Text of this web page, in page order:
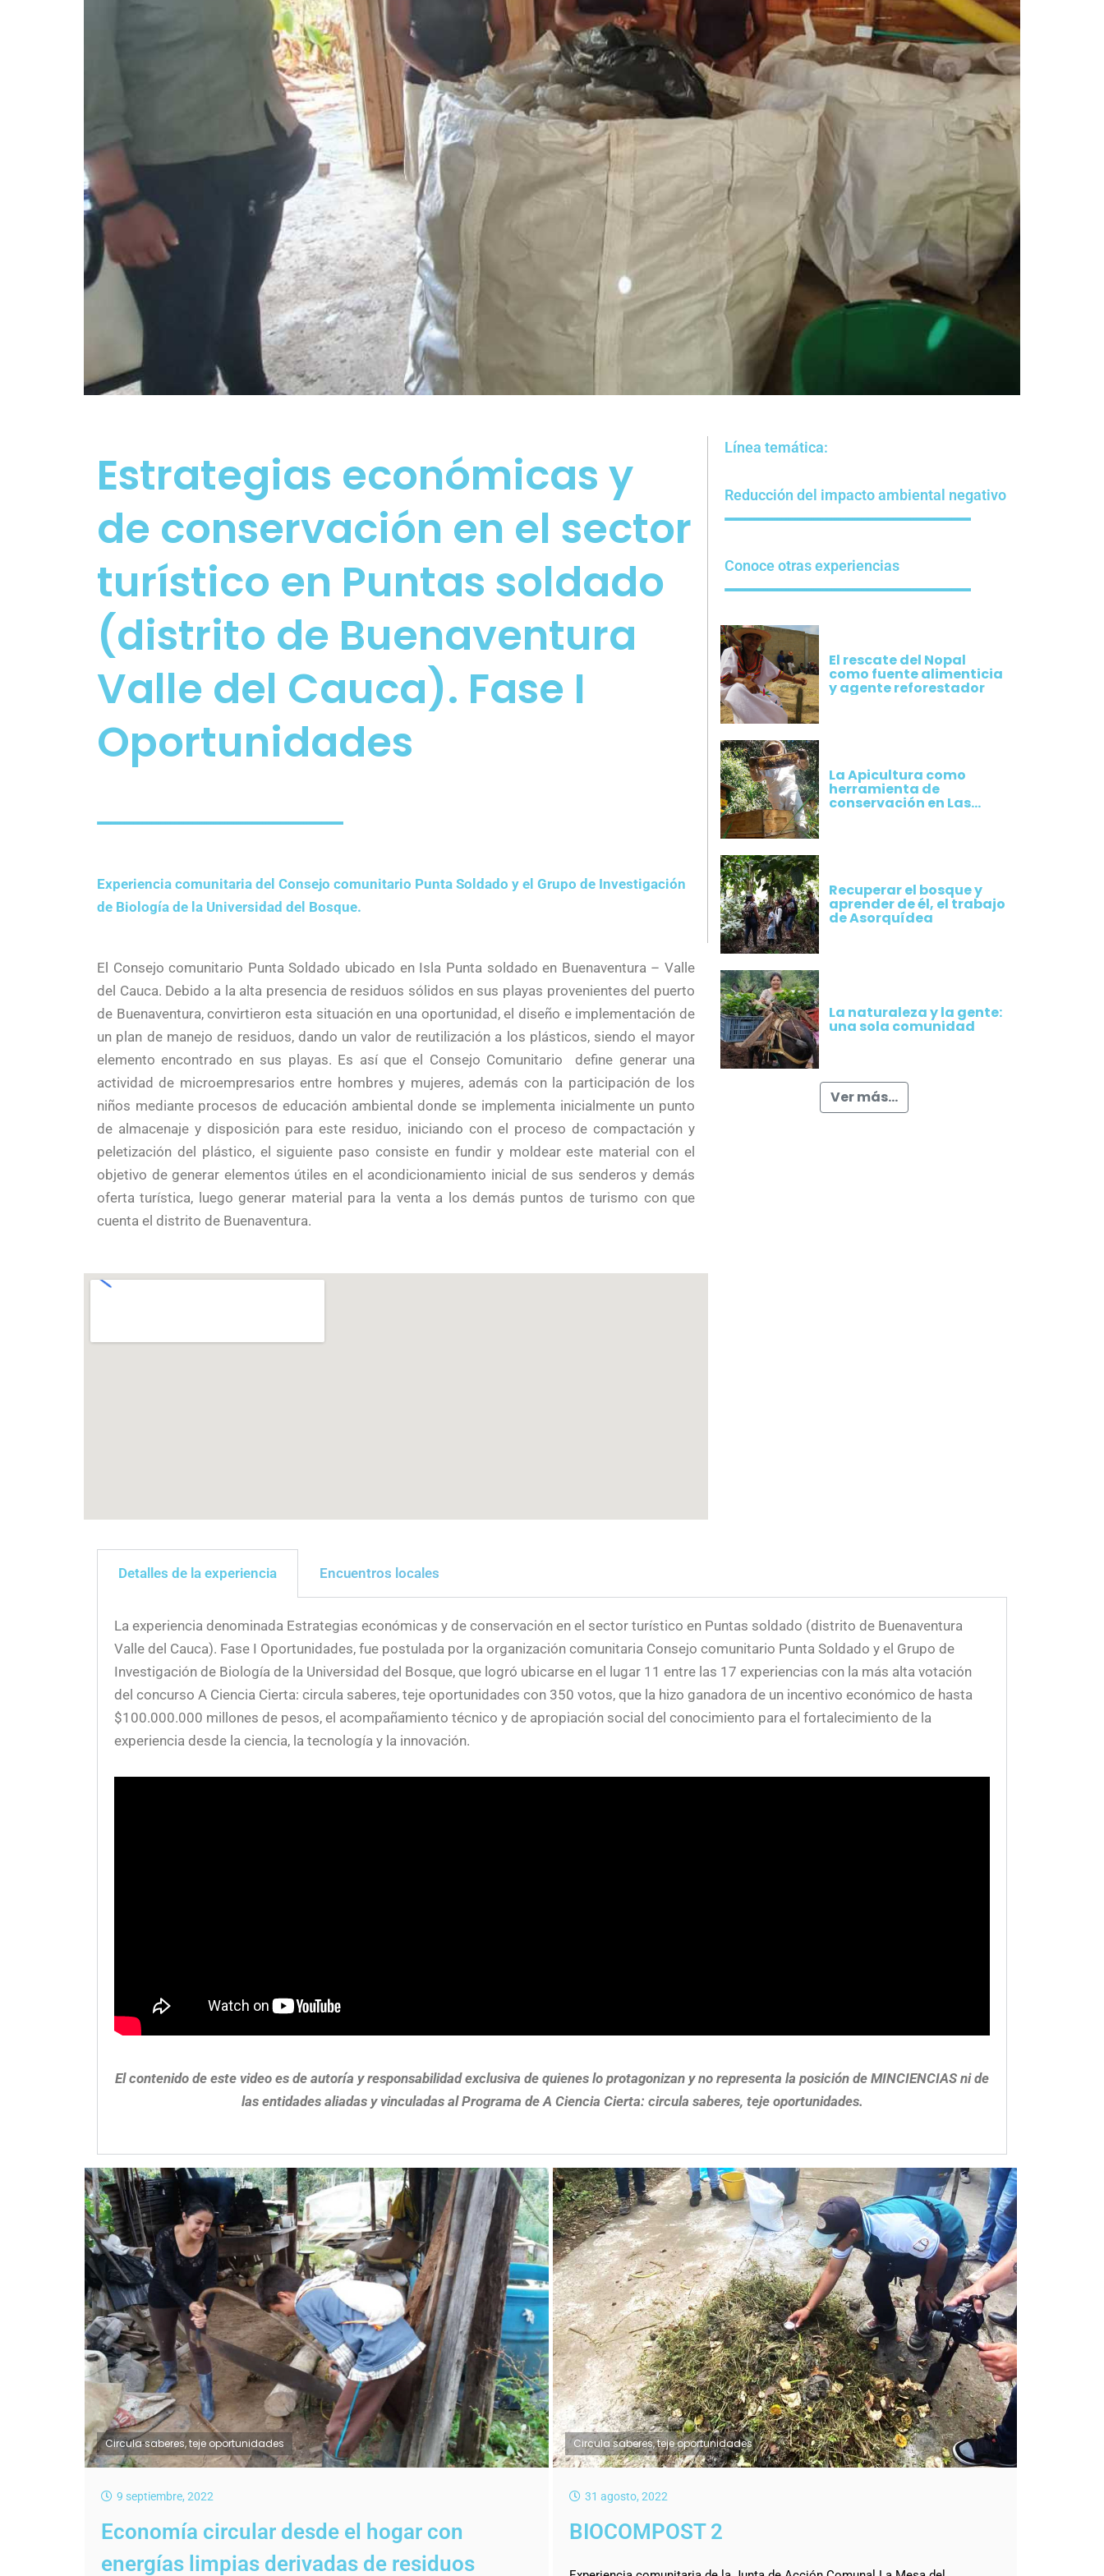
Estrategias económicas y
de conservación en el sector
turístico en Puntas soldado
(distrito de Buenaventura
Valle del Cauca). Fase I
Oportunidades
Experiencia comunitaria del Consejo comunitario Punta Soldado y el Grupo de Investigación
de Biología de la Universidad del Bosque.
El Consejo comunitario Punta Soldado ubicado en Isla Punta soldado en Buenaventura – Valle
del Cauca. Debido a la alta presencia de residuos sólidos en sus playas provenientes del puerto
de Buenaventura, convirtieron esta situación en una oportunidad, el diseño e implementación de
un plan de manejo de residuos, dando un valor de reutilización a los plásticos, siendo el mayor
elemento encontrado en sus playas. Es así que el Consejo Comunitario define generar una
actividad de microempresarios entre hombres y mujeres, además con la participación de los
niños mediante procesos de educación ambiental donde se implementa inicialmente un punto
de almacenaje y disposición para este residuo, iniciando con el proceso de compactación y
peletización del plástico, el siguiente paso consiste en fundir y moldear este material con el
objetivo de generar elementos útiles en el acondicionamiento inicial de sus senderos y demás
oferta turística, luego generar material para la venta a los demás puntos de turismo con que
cuenta el distrito de Buenaventura.
Línea temática:
Reducción del impacto ambiental negativo
Conoce otras experiencias
El rescate del Nopal
como fuente alimenticia
y agente reforestador
La Apicultura como
herramienta de
conservación en Las
Recuperar el bosque y
aprender de él, el trabajo
de Asorquídea
La naturaleza y la gente:
una sola comunidad
Ver más...
Detalles de la experiencia Encuentros locales
La experiencia denominada Estrategias económicas y de conservación en el sector turístico en Puntas soldado (distrito de Buenaventura
Valle del Cauca). Fase I Oportunidades, fue postulada por la organización comunitaria Consejo comunitario Punta Soldado y el Grupo de
Investigación de Biología de la Universidad del Bosque, que logró ubicarse en el lugar 11 entre las 17 experiencias con la más alta votación
del concurso A Ciencia Cierta: circula saberes, teje oportunidades con 350 votos, que la hizo ganadora de un incentivo económico de hasta
$100.000.000 millones de pesos, el acompañamiento técnico y de apropiación social del conocimiento para el fortalecimiento de la
experiencia desde la ciencia, la tecnología y la innovación.
El contenido de este video es de autoría y responsabilidad exclusiva de quienes lo protagonizan y no representa la posición de MINCIENCIAS ni de
las entidades aliadas y vinculadas al Programa de A Ciencia Cierta: circula saberes, teje oportunidades.
Circula saberes, teje oportunidades
9 septiembre, 2022
Economía circular desde el hogar con
energías limpias derivadas de residuos
Circula saberes, teje oportunidades
31 agosto, 2022
BIOCOMPOST 2